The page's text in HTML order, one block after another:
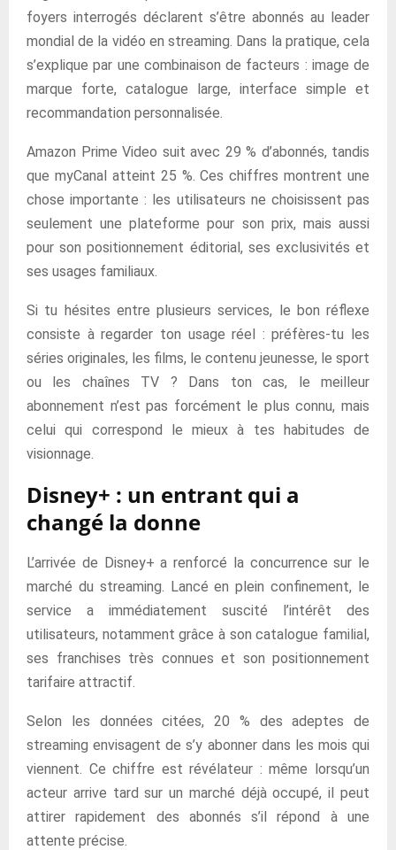
foyers interrogés déclarent s’être abonnés au leader
mondial de la vidéo en streaming. Dans la pratique, cela
s’explique par une combinaison de facteurs : image de
marque forte, catalogue large, interface simple et
recommandation personnalisée.
Amazon Prime Video suit avec 29 % d’abonnés, tandis
que myCanal atteint 25 %. Ces chiffres montrent une
chose importante : les utilisateurs ne choisissent pas
seulement une plateforme pour son prix, mais aussi
pour son positionnement éditorial, ses exclusivités et
ses usages familiaux.
Si tu hésites entre plusieurs services, le bon réflexe
consiste à regarder ton usage réel : préfères-tu les
séries originales, les films, le contenu jeunesse, le sport
ou les chaînes TV ? Dans ton cas, le meilleur
abonnement n’est pas forcément le plus connu, mais
celui qui correspond le mieux à tes habitudes de
visionnage.
Disney+ : un entrant qui a
changé la donne
L’arrivée de Disney+ a renforcé la concurrence sur le
marché du streaming. Lancé en plein confinement, le
service a immédiatement suscité l’intérêt des
utilisateurs, notamment grâce à son catalogue familial,
ses franchises très connues et son positionnement
tarifaire attractif.
Selon les données citées, 20 % des adeptes de
streaming envisagent de s’y abonner dans les mois qui
viennent. Ce chiffre est révélateur : même lorsqu’un
acteur arrive tard sur un marché déjà occupé, il peut
attirer rapidement des abonnés s’il répond à une
attente précise.